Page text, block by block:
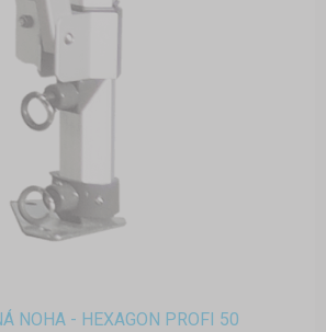
NOHA - HEXAGON PROFI 50